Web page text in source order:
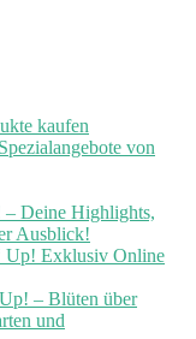
kaufen
von
– Deine Highlights,
Ausblick!
Up! Exklusiv Online
– Blüten über
und